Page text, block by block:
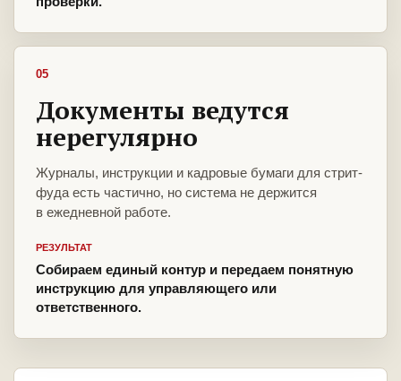
05
Документы ведутся
нерегулярно
Журналы, инструкции и кадровые бумаги для стрит-
фуда есть частично, но система не держится
в ежедневной работе.
РЕЗУЛЬТАТ
Собираем единый контур и передаем понятную
инструкцию для управляющего или
ответственного.